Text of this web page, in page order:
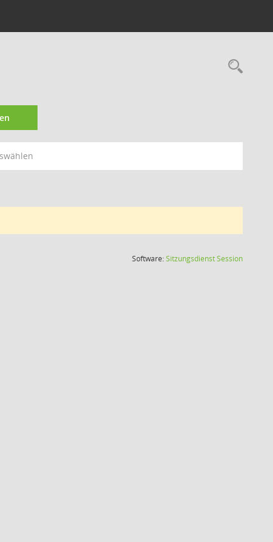
Software:SitzungsdienstSession(Wird in